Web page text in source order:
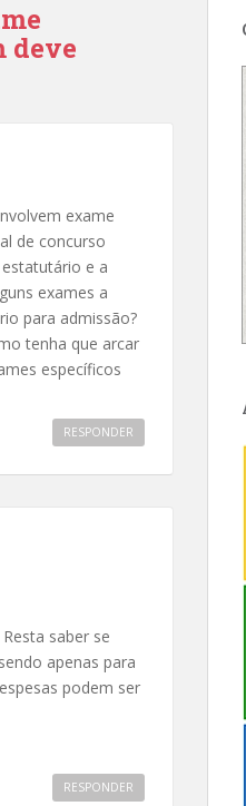
deve
exame
de concurso
e a
exames a
para admissão?
tenha que arcar
específicos
RESPONDER
saber se
apenas para
podem ser
RESPONDER